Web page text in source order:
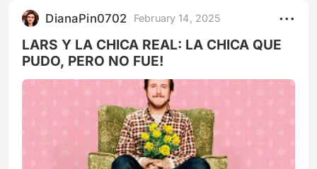
vecino y artista Simon es asaltado y herido en
su apartamento y es hospitalizado, como él vive
solo con su pequeño
DianaPin0702 February 14, 2025
LARS Y LA CHICA REAL: LA CHICA QUE
PUDO, PERO NO FUE!